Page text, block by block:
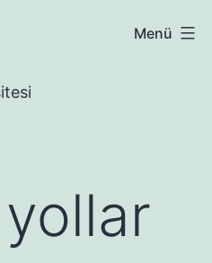
Menü
yollar